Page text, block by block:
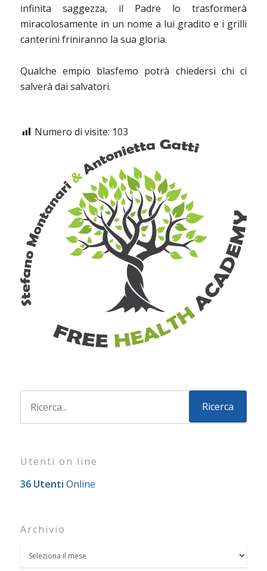
infinita saggezza, il Padre lo trasformerà
miracolosamente in un nome a lui gradito e i grilli
canterini friniranno la sua gloria.
Qualche empio blasfemo potrà chiedersi chi ci
salverà dai salvatori.
Numero di visite: 103
Utenti on line
36 Utenti Online
Archivio